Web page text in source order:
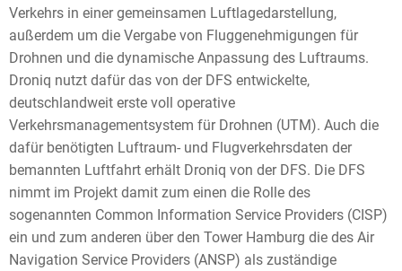
Verkehrs in einer gemeinsamen Luftlagedarstellung,
außerdem um die Vergabe von Fluggenehmigungen für
Drohnen und die dynamische Anpassung des Luftraums.
Droniq nutzt dafür das von der DFS entwickelte,
deutschlandweit erste voll operative
Verkehrsmanagementsystem für Drohnen (UTM). Auch die
dafür benötigten Luftraum- und Flugverkehrsdaten der
bemannten Luftfahrt erhält Droniq von der DFS. Die DFS
nimmt im Projekt damit zum einen die Rolle des
sogenannten Common Information Service Providers (CISP)
ein und zum anderen über den Tower Hamburg die des Air
Navigation Service Providers (ANSP) als zuständige